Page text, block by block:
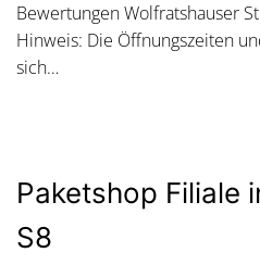
Bewertungen Wolfratshauser
Hinweis: Die Öffnungszeiten
sich…
Paketshop Filiale
S8